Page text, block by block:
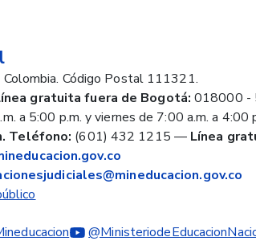
Código Postal 111321.
gratuita fuera de Bogotá: 018000 -
a 5:00 p.m. y viernes de 7:00 a.m. a 4:00
Teléfono: (601) 432 1215 — Línea